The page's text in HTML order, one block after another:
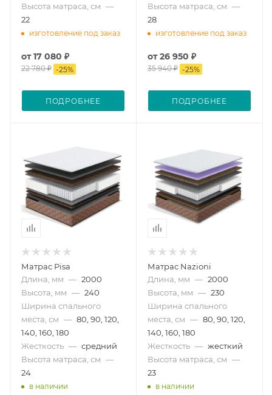
Высота матраса, см —
22
изготовление под заказ
от17 080 ₽
22 780 ₽ -25%
ПОДРОБНЕЕ
Высота матраса, см —
28
изготовление под заказ
от26 950 ₽
35 940 ₽ -25%
ПОДРОБНЕЕ
Матрас Pisa
Длина, мм — 2000
Высота, мм — 240
Ширина спального
места, см — 80, 90, 120,
140, 160, 180
Жесткость — средний
Высота матраса, см —
24
в наличии
Матрас Nazioni
Длина, мм — 2000
Высота, мм — 230
Ширина спального
места, см — 80, 90, 120,
140, 160, 180
Жесткость — жесткий
Высота матраса, см —
23
в наличии